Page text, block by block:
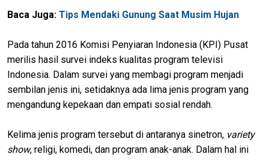
Baca Juga: Tips Mendaki Gunung Saat Musim Hujan
Pada tahun 2016 Komisi Penyiaran Indonesia (KPI) Pusat
merilis hasil survei indeks kualitas program televisi
Indonesia. Dalam survei yang membagi program menjadi
sembilan jenis ini, setidaknya ada lima jenis program yang
mengandung kepekaan dan empati sosial rendah.
Kelima jenis program tersebut di antaranya sinetron, variety
show, religi, komedi, dan program anak-anak. Dalam hal ini